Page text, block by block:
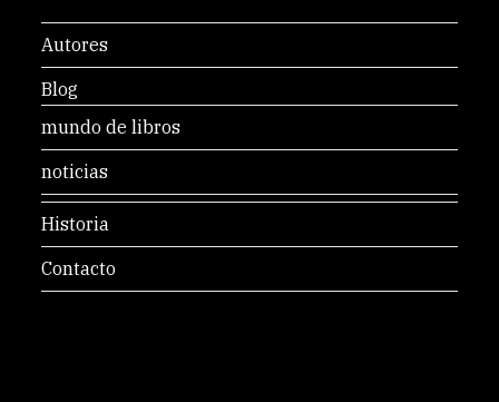
Autores
Blog
mundo de libros
noticias
Historia
Contacto